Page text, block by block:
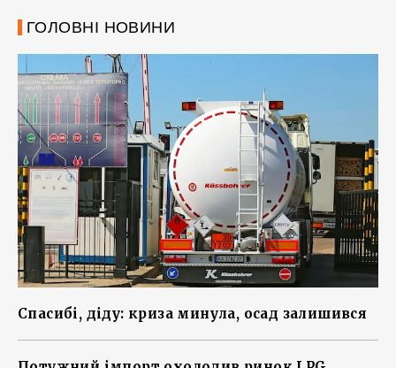
ГОЛОВНІ НОВИНИ
Спасибі, діду: криза минула, осад залишився